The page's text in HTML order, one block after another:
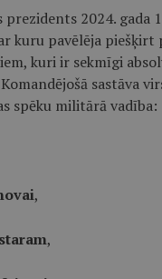
prezidents 2024. gada
kuru pavēlēja
kuri ir sekmīgi
sastāva
spēku militārā vadība:
,
,